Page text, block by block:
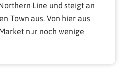
Line und steigt an
Town aus. Von hier aus
nur noch wenige